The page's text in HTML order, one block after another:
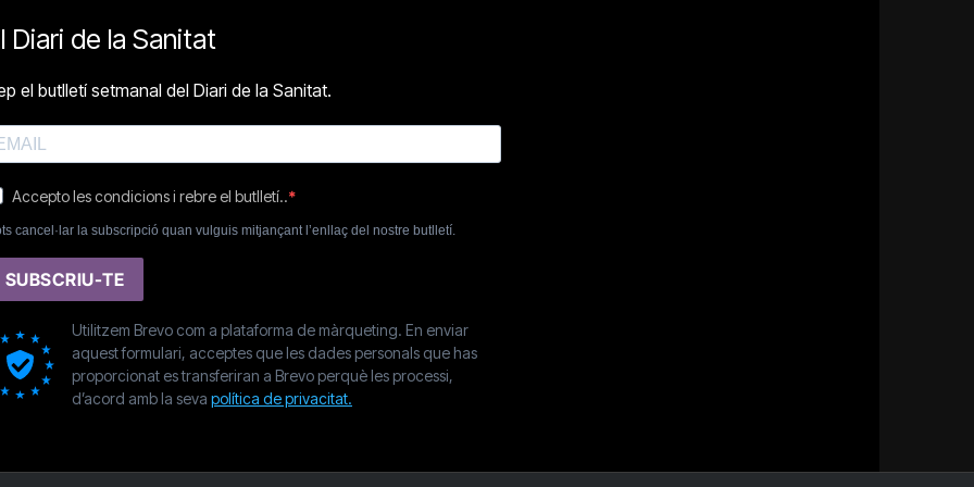
Diari de la Sanitat
el butlletí setmanal del Diari de la Sanitat.
Accepto les condicions i rebre el butlletí..
cancel·lar la subscripció quan vulguis mitjançant l’enllaç del nostre butlletí.
SUBSCRIU-TE
Utilitzem Brevo com a plataforma de màrqueting. En enviar
aquest formulari, acceptes que les dades personals que has
proporcionat es transferiran a Brevo perquè les processi,
d’acord amb la seva política de privacitat.